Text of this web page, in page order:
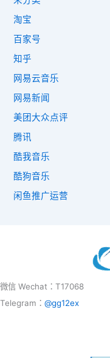
淘宝
百家号
知乎
网易云音乐
网易新闻
美团大众点评
腾讯
酷我音乐
酷狗音乐
闲鱼推广运营
微信 Wechat：T17068
Telegram： @gg12ex